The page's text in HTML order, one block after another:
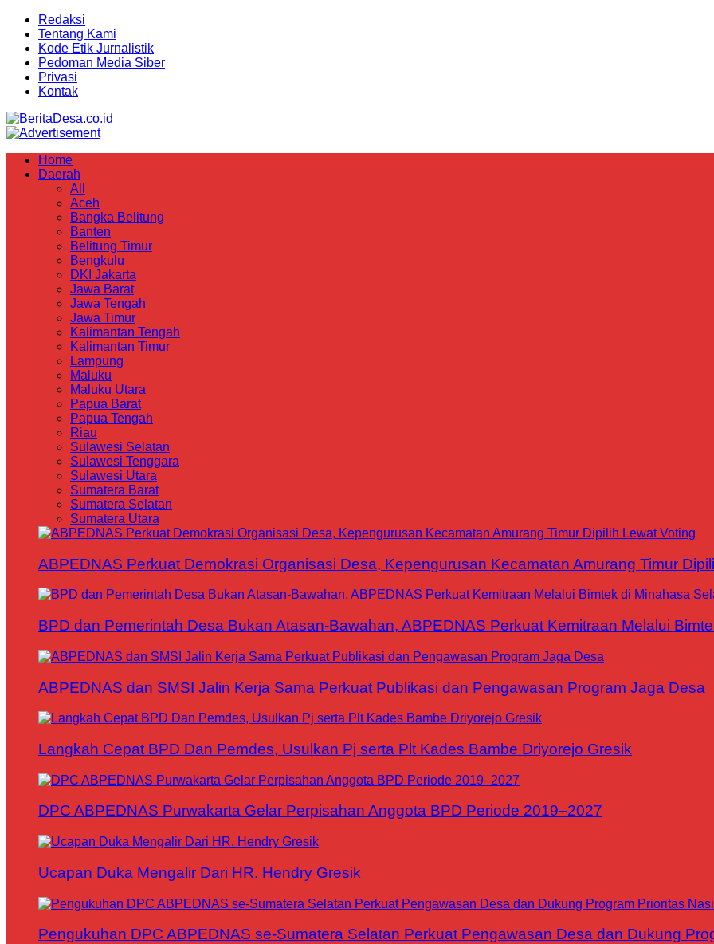
Redaksi
Tentang Kami
Kode Etik Jurnalistik
Pedoman Media Siber
Privasi
Kontak
Home
Daerah
All
Aceh
Bangka Belitung
Banten
Belitung Timur
Bengkulu
DKI Jakarta
Jawa Barat
Jawa Tengah
Jawa Timur
Kalimantan Tengah
Kalimantan Timur
Lampung
Maluku
Maluku Utara
Papua Barat
Papua Tengah
Riau
Sulawesi Selatan
Sulawesi Tenggara
Sulawesi Utara
Sumatera Barat
Sumatera Selatan
Sumatera Utara
ABPEDNAS Perkuat Demokrasi Organisasi Desa, Kepengurusan Kecamatan Amurang Timur
BPD dan Pemerintah Desa Bukan Atasan-Bawahan, ABPEDNAS Perkuat Kemitraan Melalui
ABPEDNAS dan SMSI Jalin Kerja Sama Perkuat Publikasi dan Pengawasan Program Jaga Desa
Langkah Cepat BPD Dan Pemdes, Usulkan Pj serta Plt Kades Bambe Driyorejo Gresik
DPC ABPEDNAS Purwakarta Gelar Perpisahan Anggota BPD Periode 2019–2027
Ucapan Duka Mengalir Dari HR. Hendry Gresik
Pengukuhan DPC ABPEDNAS se-Sumatera Selatan Perkuat Pengawasan Desa dan Dukung